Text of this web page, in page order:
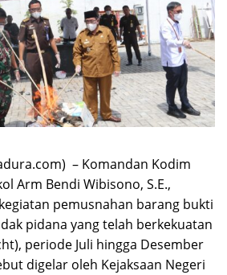
– Komandan Kodim
Arm Bendi Wibisono, S.E.,
pemusnahan barang bukti
pidana yang telah berkekuatan
periode Juli hingga Desember
digelar oleh Kejaksaan Negeri